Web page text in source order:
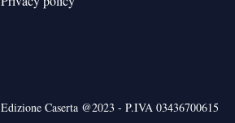
Edizione Caserta @2023 - P.IVA 03436700615